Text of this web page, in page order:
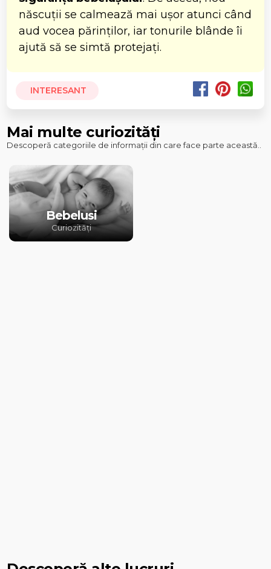
născuții se calmează mai ușor atunci când
aud vocea părinților, iar tonurile blânde îi
ajută să se simtă protejați.
INTERESANT
Mai multe curiozități
Descoperă categoriile de informații din care face parte această..
Bebelusi
Curiozități